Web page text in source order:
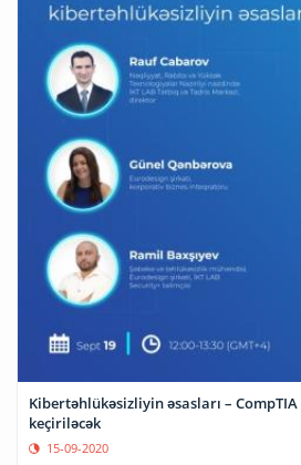
Kibertəhlükəsizliyin əsasları –
keçiriləcək
15-09-2020